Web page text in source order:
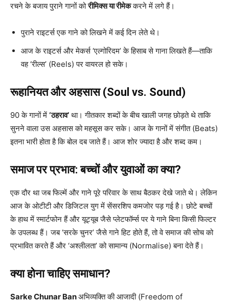
रचने के बजाय पुराने गानों कोरीमिक्स या रीमेककरने में लगे हैं।
पुराने राइटर्स एक गाने को लिखने में कई दिन लेते थे।
आज के राइटर्स और मेकर्स ‘एल्गोरिदम’ के हिसाब से गाना लिखते हैं—ताकि
वह ‘रील्स’ (Reels) पर वायरल हो सके।
रूहानियत और अहसास (Soul vs. Sound)
90 के गानों में ‘ठहराव’ था। गीतकार शब्दों के बीच खाली जगह छोड़ते थे ताकि
सुनने वाला उस अहसास को महसूस कर सके। आज के गानों में संगीत (Beats)
इतना भारी होता है कि बोल दब जाते हैं। आज शोर ज्यादा है और शब्द कम।
समाज पर प्रभाव: बच्चों और युवाओं का क्या?
एक दौर था जब फिल्में और गाने पूरे परिवार के साथ बैठकर देखे जाते थे। लेकिन
आज के ओटीटी और डिजिटल युग में सेंसरशिप कमजोर पड़ गई है। छोटे बच्चों
के हाथ में स्मार्टफोन हैं और यूट्यूब जैसे प्लेटफॉर्म्स पर ये गाने बिना किसी फिल्टर
के उपलब्ध हैं। जब ‘सरके चुनर’ जैसे गाने हिट होते हैं, तो वे समाज की सोच को
प्रभावित करते हैं और ‘अश्लीलता’ को सामान्य (Normalise) बना देते हैं।
क्या होना चाहिए समाधान?
Sarke Chunar Banअभिव्यक्ति की आजादी (Freedom of